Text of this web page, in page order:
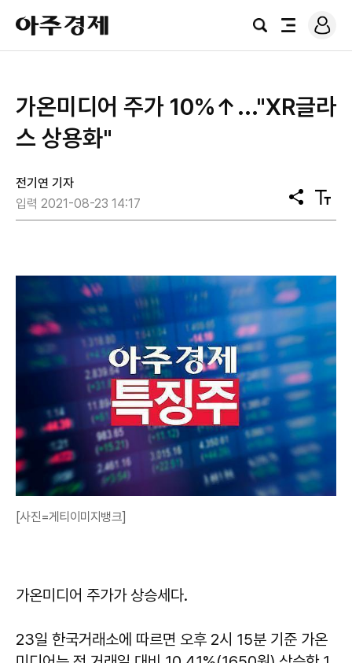
아
주
경
검
전
로
그
가온미디어 주가 10%↑..."XR글라
스 상용화"
전기연 기자
입력 2021-08-23 14:17
공
유
텍
스
[사진=게티이미지뱅크]
가온미디어 주가가 상승세다.
23일 한국거래소에 따르면 오후 2시 15분 기준 가온